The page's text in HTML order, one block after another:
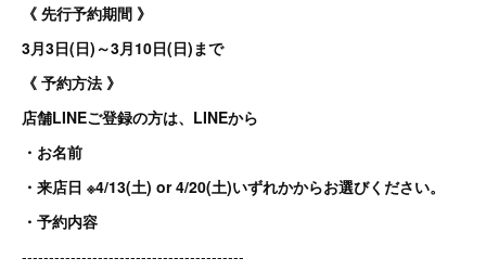
《 先行予約期間 》
3月3日(日)～3月10日(日)まで
《 予約方法 》
店舗LINEご登録の方は、LINEから
・お名前
・来店日 ※4/13(土) or 4/20(土)いずれかからお選びください。
・予約内容
-----------------------------------------